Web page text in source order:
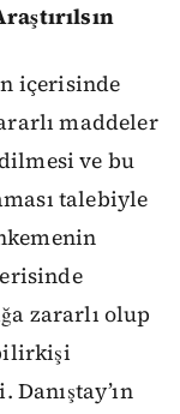
içerisinde
maddeler
ve bu
talebiyle
zararlı olup
Danıştay’ın